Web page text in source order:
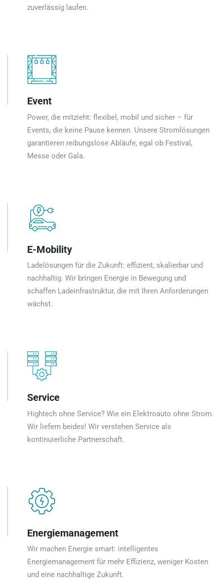
zuverlässig laufen.
Event
Power, die mitzieht: flexibel, mobil und sicher – für
Events, die keine Pause kennen. Unsere Stromlösungen
garantieren reibungslose Abläufe, egal ob Festival,
Messe oder Gala.
E-Mobility
Ladelösungen für die Zukunft: effizient, skalierbar und
nachhaltig. Wir bringen Energie in Bewegung und
schaffen Ladeinfrastruktur, die mit Ihren Anforderungen
wächst.
Service
Hightech ohne Service? Wie ein Elektroauto ohne Strom.
Wir liefern beides! Wir verstehen Service als
kontinuierliche Partnerschaft.
Energiemanagement
Wir machen Energie smart: intelligentes
Energiemanagement für mehr Effizienz, weniger Kosten
und eine nachhaltige Zukunft.